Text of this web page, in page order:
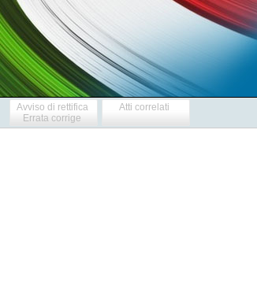
Avviso di rettifica
Errata corrige
Atti correlati